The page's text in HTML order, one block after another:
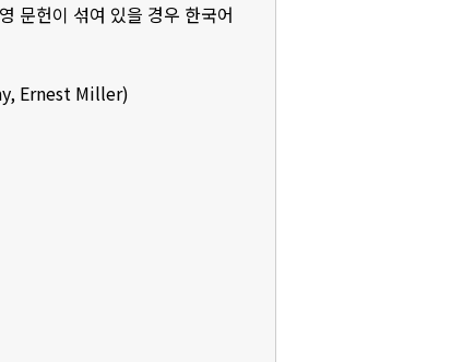
문헌이 섞여 있을 경우 한국어
Ernest Miller)